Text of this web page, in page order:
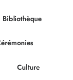
Bibliothèque
Culture